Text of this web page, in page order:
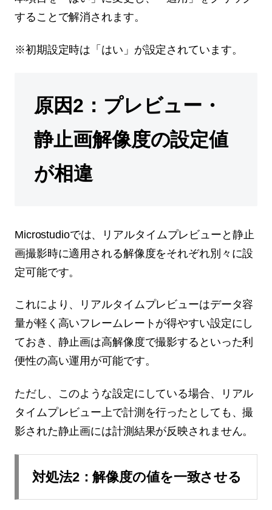
することで解消されます。
※初期設定時は「はい」が設定されています。
原因2：プレビュー・
静止画解像度の設定値
が相違
Microstudioでは、リアルタイムプレビューと静止
画撮影時に適用される解像度をそれぞれ別々に設
定可能です。
これにより、リアルタイムプレビューはデータ容
量が軽く高いフレームレートが得やすい設定にし
ておき、静止画は高解像度で撮影するといった利
便性の高い運用が可能です。
ただし、このような設定にしている場合、リアル
タイムプレビュー上で計測を行ったとしても、撮
影された静止画には計測結果が反映されません。
対処法2：解像度の値を一致させる